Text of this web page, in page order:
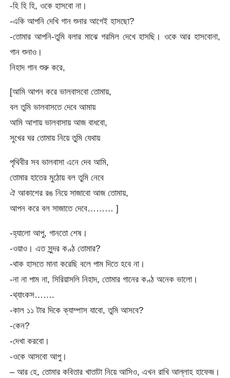
-হি হি হি, ওকে হাসবো না।
-একি আপনি দেখি গান শুনার আগেই হাসছো?
-তোমার আপনি-তুমি বলার মাঝে গরমিল দেখে হাসছি। ওকে আর হাসবোনা,
গান শুনাও।
নিহাদ গান শুরু করে,
[আমি আপন করে ভালবাসবো তোমায়,
বল তুমি ভালবাসতে দেবে আমায়
আমি আশায় ভালবাসায় আজ বাধবো,
সুখের ঘর তোমায় নিয়ে তুমি যেথায়
পৃথিবীর সব ভালবাসা এনে দেব আমি,
তোমার হাতের মুঠোয় বল তুমি নেবে
ঐ আকাশের রঙ নিয়ে সাজাবো আজ তোমায়,
আপন করে বল সাজাতে দেবে……… ]
-হ্যালো আপু, গানতো শেষ।
-ওয়াও। এত সুন্দর কণ্ঠ তোমার?
-থাক হাসতে মানা করেছি বলে পাম দিতে হবে না।
-না না পাম না, সিরিয়াসলি নিহাদ, তোমার গানের কণ্ঠ অনেক ভালো।
-থ্যাংকস…….
-কাল ১১ টার দিকে ক্যাম্পাস যাবো, তুমি আসবে?
-কেন?
-দেখা করবো।
-ওকে আসবো আপু।
– আর হে, তোমার কবিতার খাতাটা নিয়ে আসিও, এখন রাখি আল্লাহ হাফেজ।